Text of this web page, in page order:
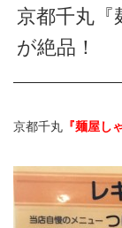
京都千丸
が絶品！
京都千丸 『麺屋し